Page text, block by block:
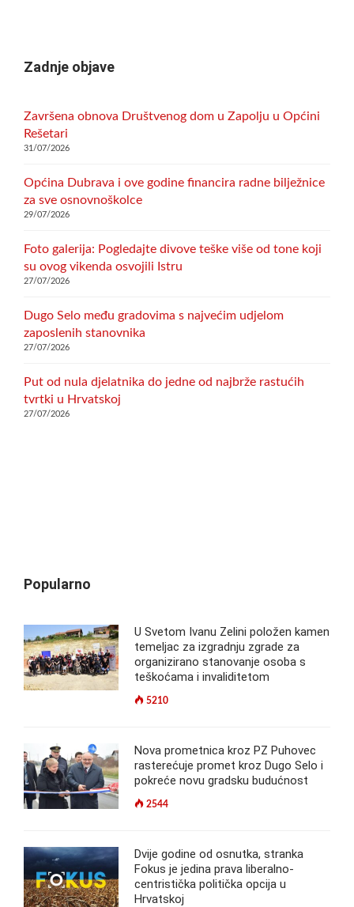
Zadnje objave
Završena obnova Društvenog dom u Zapolju u Općini
Rešetari
31/07/2026
Općina Dubrava i ove godine financira radne bilježnice
za sve osnovnoškolce
29/07/2026
Foto galerija: Pogledajte divove teške više od tone koji
su ovog vikenda osvojili Istru
27/07/2026
Dugo Selo među gradovima s najvećim udjelom
zaposlenih stanovnika
27/07/2026
Put od nula djelatnika do jedne od najbrže rastućih
tvrtki u Hrvatskoj
27/07/2026
Popularno
U Svetom Ivanu Zelini položen kamen
temeljac za izgradnju zgrade za
organizirano stanovanje osoba s
teškoćama i invaliditetom
5210
Nova prometnica kroz PZ Puhovec
rasterećuje promet kroz Dugo Selo i
pokreće novu gradsku budućnost
2544
Dvije godine od osnutka, stranka
Fokus je jedina prava liberalno-
centristička politička opcija u
Hrvatskoj